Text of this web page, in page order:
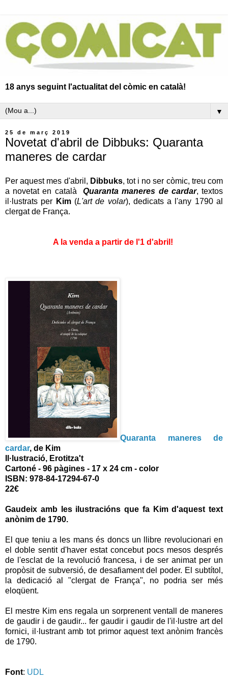
18 anys seguint l'actualitat del còmic en català!
▼
25 de març 2019
Novetat d'abril de Dibbuks: Quaranta
maneres de cardar
Per aquest mes d'abril, Dibbuks, tot i no ser còmic, treu com
a novetat en catalàQuaranta maneres de cardar, textos
il·lustrats per Kim(L'art de volar), dedicats a l'any 1790 al
clergat de França.
A la venda a partir de l'1 d'abril!
Quaranta maneres de
cardar, de Kim
Il·lustració, Erotitza't
Cartoné - 96 pàgines - 17 x 24 cm - color
ISBN: 978-84-17294-67-0
22€
Gaudeix amb les ilustracións que fa Kim d'aquest text
anònim de 1790.
El que teniu a les mans és doncs un llibre revolucionari en
el doble sentit d'haver estat concebut pocs mesos després
de l'esclat de la revolució francesa, i de ser animat per un
propòsit de subversió, de desafiament del poder. El subtítol,
la dedicació al "clergat de França", no podria ser més
eloqüent.
El mestre Kim ens regala un sorprenent ventall de maneres
de gaudir i de gaudir... fer gaudir i gaudir de l'il·lustre art del
fornici, il·lustrant amb tot primor aquest text anònim francès
de 1790.
Font: UDL